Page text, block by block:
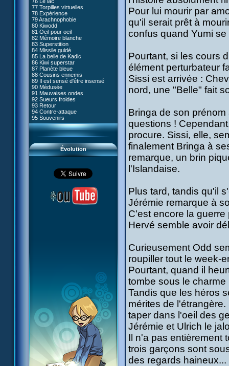
77 Torpilles virtuelles
78 Expérience
79 Arachnophobie
80 Kiwodd
81 Oeil pour oeil
82 Mémoire blanche
83 Superstition
84 Missile guidé
85 La belle de Kadic
86 Kiwi superstar
87 Planète bleue
88 Cousins ennemis
89 Il est sensé d'être insensé
90 Médusée
91 Mauvaises ondes
92 Sueurs froides
93 Retour
94 Contre-attaque
95 Souvenirs
Évolution
#05 - Rivalité
#06 - Soupçons
#07 - Compte-à-rebours
#08 - Virus
#09 - Comment tromper XANA
#10 - Le réveil du guerrier
#11 - Rendez-vous
#12 - Chaos à Kadic
#13 - Vendredi 13
#14 - Intrusion
#15 - Les sans-codes
#16 - Confusion
#17 - Un avenir professionnel
assuré
#18 - Obstination
#19 - Le piège
#20 - Espionnage
#21 - Faux-semblants
#22 - Mutinerie
#23 - Le blues de Jérémie
#24 - Paradoxe temporel
#25 - Hécatombe
#26 - Ultime mission
Pour lui mourir par
qu'il serait prêt à
confus quand Yumi
Pourtant, si les cours
élément perturbateur
Sissi est arrivée :
nord, une "Belle" fait
Bringa de son
questions !
procure. Sissi, elle,
finalement Bringa à
remarque, un brin
l'Islandaise.
Plus tard, tandis qu'il
Jérémie remarque à
C'est encore la
Hervé semble avoir
Curieusement Odd
roupiller tout le week-
Pourtant, quand il
tombe sous le charme
Tandis que les héros
mérites de
taper dans l'oeil des
Jérémie et Ulrich le
Il n'a pas entièrement
trois garçons sont
des regards haineux...